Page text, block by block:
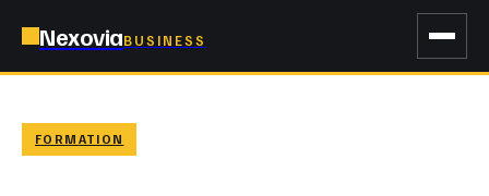
NexoviaBUSINESS
FORMATION